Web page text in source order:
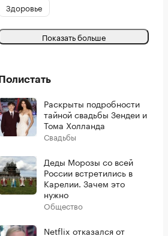
Здоровье
Показать больше
Полистать
Раскрыты подробности
тайной свадьбы Зендеи и
Тома Холланда
Свадьбы
Деды Морозы со всей
России встретились в
Карелии. Зачем это
нужно
Общество
Netflix отказался от